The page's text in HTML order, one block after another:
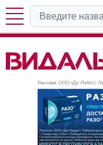
Реклама. ООО «Др. Редди’с